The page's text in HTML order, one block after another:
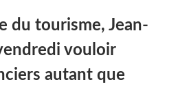
du tourisme, Jean-
vouloir
autant que